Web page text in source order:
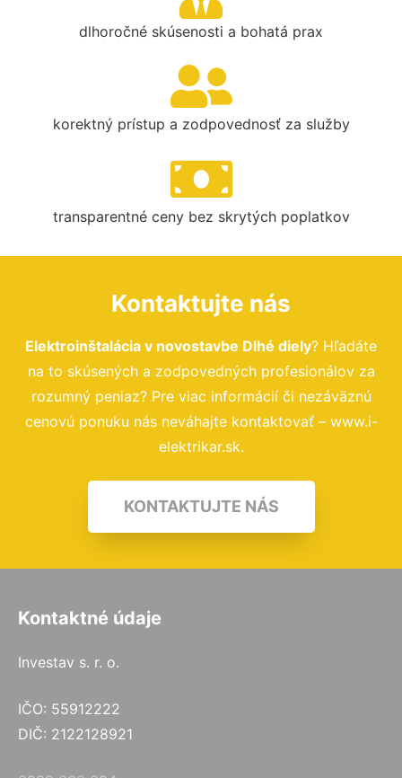
dlhoročné skúsenosti a bohatá prax
korektný prístup a zodpovednosť za služby
transparentné ceny bez skrytých poplatkov
Kontaktujte nás
Elektroinštalácia v novostavbe Dlhé diely? Hľadáte
na to skúsených a zodpovedných profesionálov za
rozumný peniaz? Pre viac informácií či nezáväznú
cenovú ponuku nás neváhajte kontaktovať – www.i-
elektrikar.sk.
KONTAKTUJTE NÁS
Kontaktné údaje
Investav s. r. o.
IČO: 55912222
DIČ: 2122128921